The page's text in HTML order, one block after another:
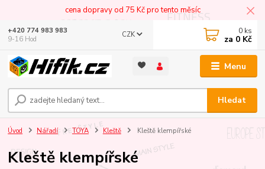
cena dopravy od 75 Kč pro tento měsíc
Menu
CZK
Hledat
+420 774 983 983
9-16 Hod
0 ks
za 0 Kč
Úvod Nářadí TOYA Kleště Kleště klempířské
Kleště klempířské